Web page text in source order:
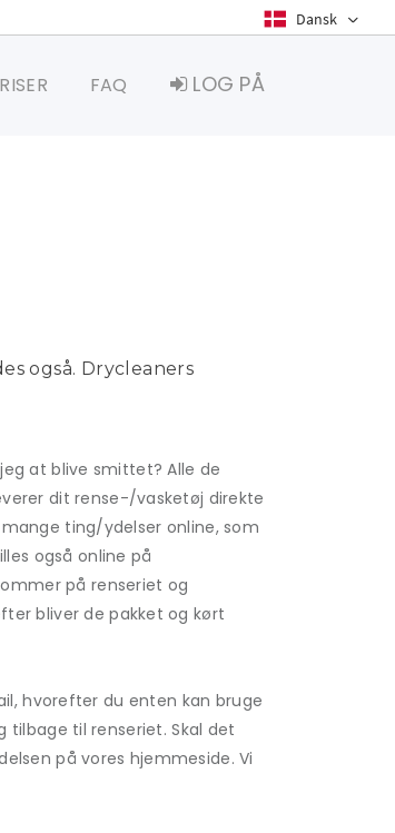
FAQ LOG PÅ
også. Drycleaners
at blive smittet? Alle de
dit rense-/vasketøj direkte
ting/ydelser online, som
også online på
på renseriet og
bliver de pakket og kørt
hvorefter du enten kan bruge
tilbage til renseriet. Skal det
på vores hjemmeside. Vi